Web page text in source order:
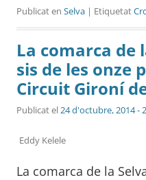
Publicat en Selva | Etiquetat
La comarca de
sis de les onze
Circuit Gironí
Publicat el24 d'octubre, 2014 -
Eddy Kelele
La comarca de la